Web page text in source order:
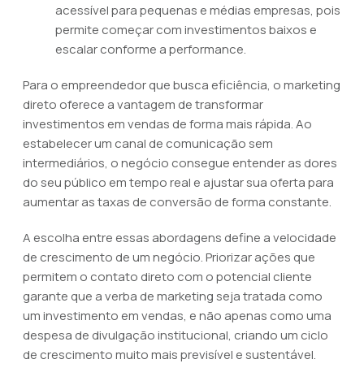
acessível para pequenas e médias empresas, pois
permite começar com investimentos baixos e
escalar conforme a performance.
Para o empreendedor que busca eficiência, o marketing
direto oferece a vantagem de transformar
investimentos em vendas de forma mais rápida. Ao
estabelecer um canal de comunicação sem
intermediários, o negócio consegue entender as dores
do seu público em tempo real e ajustar sua oferta para
aumentar as taxas de conversão de forma constante.
A escolha entre essas abordagens define a velocidade
de crescimento de um negócio. Priorizar ações que
permitem o contato direto com o potencial cliente
garante que a verba de marketing seja tratada como
um investimento em vendas, e não apenas como uma
despesa de divulgação institucional, criando um ciclo
de crescimento muito mais previsível e sustentável.